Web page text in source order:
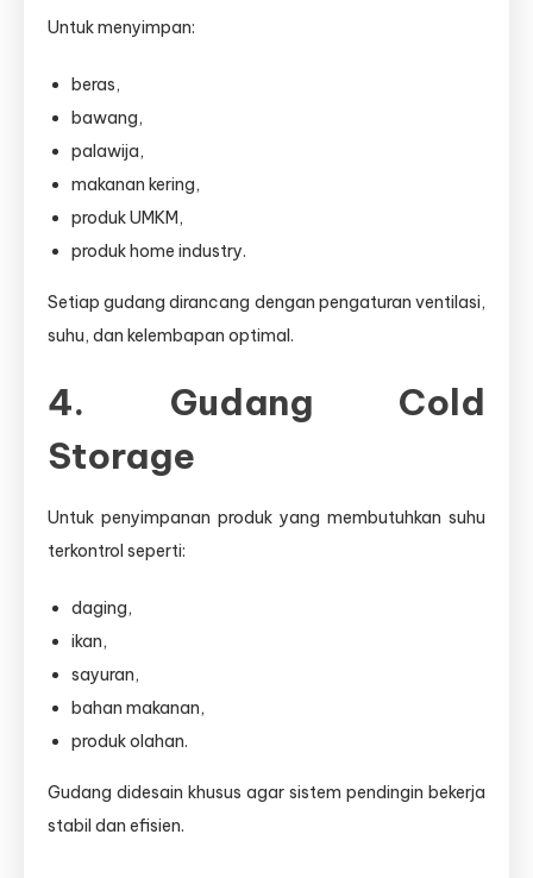
Untuk menyimpan:
beras,
bawang,
palawija,
makanan kering,
produk UMKM,
produk home industry.
Setiap gudang dirancang dengan pengaturan ventilasi,
suhu, dan kelembapan optimal.
4. Gudang Cold
Storage
Untuk penyimpanan produk yang membutuhkan suhu
terkontrol seperti:
daging,
ikan,
sayuran,
bahan makanan,
produk olahan.
Gudang didesain khusus agar sistem pendingin bekerja
stabil dan efisien.